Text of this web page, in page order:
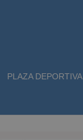
PLAZA DEPORTIVA